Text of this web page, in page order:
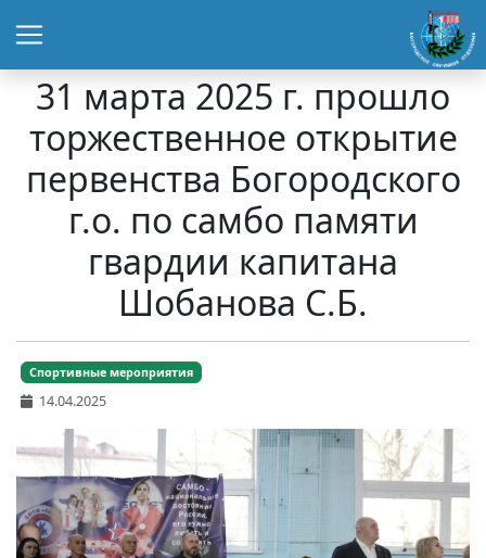
31 марта 2025 г. прошло
торжественное открытие
первенства Богородского
г.о. по самбо памяти
гвардии капитана
Шобанова С.Б.
Спортивные мероприятия
14.04.2025